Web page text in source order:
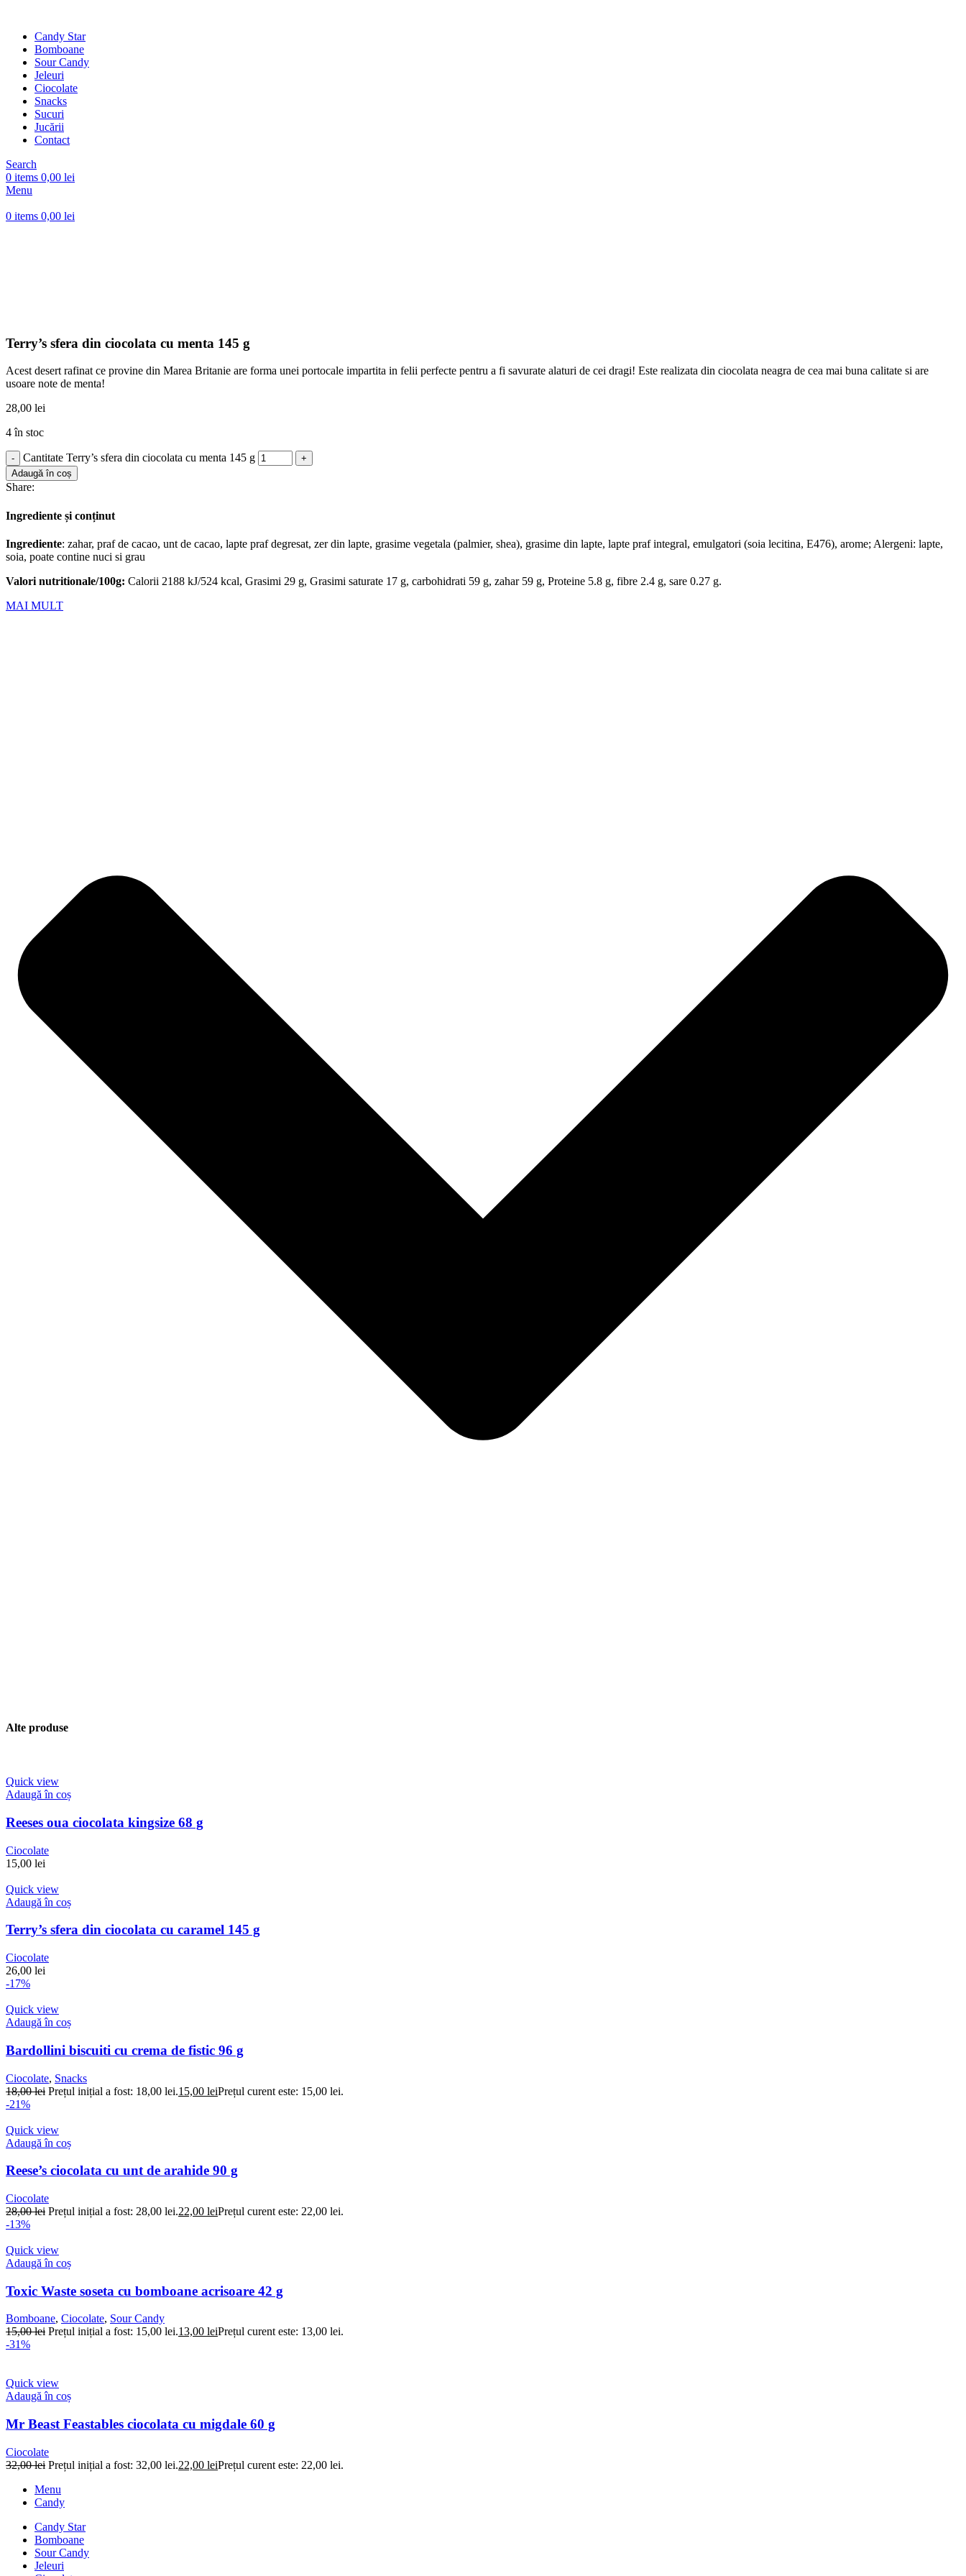
Candy Star
Bomboane
Sour Candy
Jeleuri
Ciocolate
Snacks
Sucuri
Jucării
Contact
Search
0 items 0,00 lei
Menu
0 items 0,00 lei
Terry’s sfera din ciocolata cu menta 145 g
Acest desert rafinat ce provine din Marea Britanie are forma unei portocale impartita in felii perfecte pentru a fi savurate alaturi de cei dragi! Este realizata din ciocolata neagra de cea mai buna calitate si are
usoare note de menta!
28,00 lei
4 în stoc
Cantitate Terry’s sfera din ciocolata cu menta 145 g
Adaugă în coș
Share:
Ingrediente și conținut
Ingrediente: zahar, praf de cacao, unt de cacao, lapte praf degresat, zer din lapte, grasime vegetala (palmier, shea), grasime din lapte, lapte praf integral, emulgatori (soia lecitina, E476), arome; Alergeni: lapte,
soia, poate contine nuci si grau
Valori nutritionale/100g: Calorii 2188 kJ/524 kcal, Grasimi 29 g, Grasimi saturate 17 g, carbohidrati 59 g, zahar 59 g, Proteine 5.8 g, fibre 2.4 g, sare 0.27 g.
MAI MULT
Alte produse
Quick view
Adaugă în coș
Reeses oua ciocolata kingsize 68 g
Ciocolate
15,00 lei
Quick view
Adaugă în coș
Terry’s sfera din ciocolata cu caramel 145 g
Ciocolate
26,00 lei
-17%
Quick view
Adaugă în coș
Bardollini biscuiti cu crema de fistic 96 g
Ciocolate, Snacks
18,00lei Prețul inițial a fost: 18,00 lei.15,00 leiPrețul curent este: 15,00 lei.
-21%
Quick view
Adaugă în coș
Reese’s ciocolata cu unt de arahide 90 g
Ciocolate
28,00lei Prețul inițial a fost: 28,00 lei.22,00 leiPrețul curent este: 22,00 lei.
-13%
Quick view
Adaugă în coș
Toxic Waste soseta cu bomboane acrisoare 42 g
Bomboane, Ciocolate, Sour Candy
15,00lei Prețul inițial a fost: 15,00 lei.13,00 leiPrețul curent este: 13,00 lei.
-31%
Quick view
Adaugă în coș
Mr Beast Feastables ciocolata cu migdale 60 g
Ciocolate
32,00lei Prețul inițial a fost: 32,00 lei.22,00 leiPrețul curent este: 22,00 lei.
Menu
Candy
Candy Star
Bomboane
Sour Candy
Jeleuri